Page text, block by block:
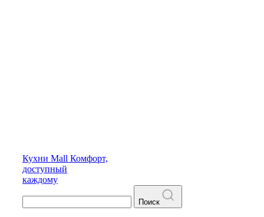
Кухни Mall Комфорт,
доступный
каждому
Поиск